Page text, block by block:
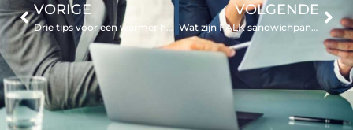
VORIGE
Drie tips voor een warmer huis
VOLGENDE
Wat zijn FALK sandwichpanelen?